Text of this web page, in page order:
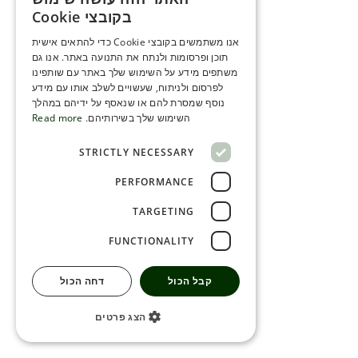
ENGLISH
SERBIA
HEBREW
RUSSIAN
SERBIAN-2
בקובצי Cookie
אנו משתמשים בקובצי Cookie כדי להתאים אישית
תוכן ופרסומות ולנתח את התנועה באתר. אנו גם
משתפים מידע על השימוש שלך באתר עם שותפינו
לפרסום ולניתוח, שעשויים לשלב אותו עם מידע
נוסף שמסרת להם או שנאסף על ידיהם במהלך
השימוש שלך בשירותיהם. Read more
STRICTLY NECESSARY
PERFORMANCE
TARGETING
FUNCTIONALITY
קבל הכול דחה הכול
הצג פרטים